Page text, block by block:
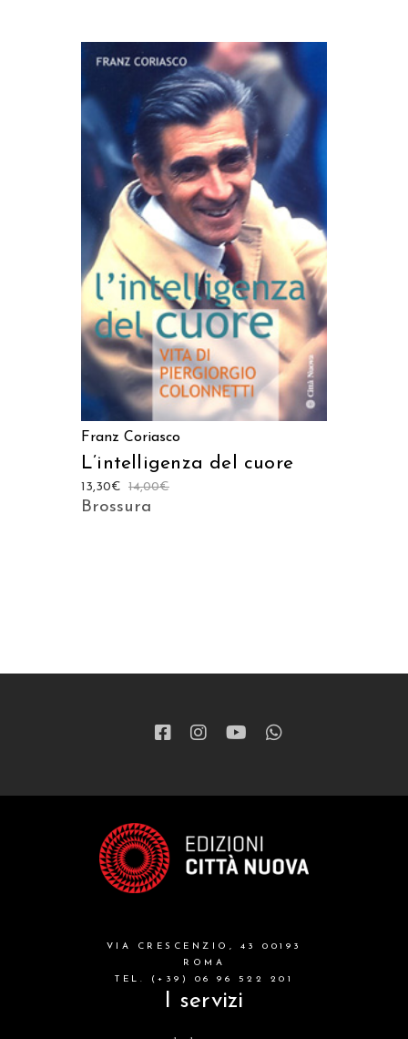
AGGIUNGI AL CARRELLO
Franz Coriasco
L’intelligenza del cuore
14,00€
13,30€
Brossura
VIA CRESCENZIO, 43 00193
ROMA
TEL. (+39) 06 96 522 201
I servizi